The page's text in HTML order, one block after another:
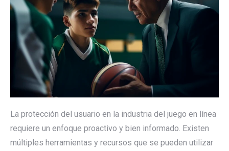
La protección del usuario en la industria del juego en línea
requiere un enfoque proactivo y bien informado. Existen
múltiples herramientas y recursos que se pueden utilizar